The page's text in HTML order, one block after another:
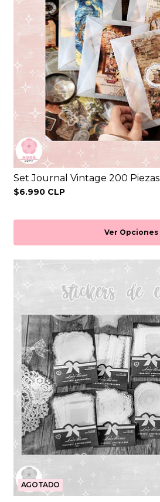
Set Journal Vintage 200 Piezas
$6.990 CLP
Ver Opciones
AGOTADO